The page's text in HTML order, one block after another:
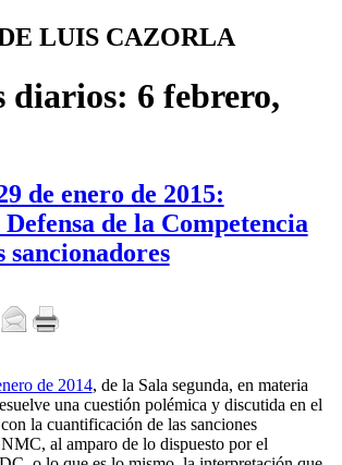
LUIS CAZORLA
diarios: 6 febrero,
de enero de 2015:
de la Competencia
de 2014, de la Sala segunda, en materia
una cuestión polémica y discutida en el
la cuantificación de las sanciones
al amparo de lo dispuesto por el